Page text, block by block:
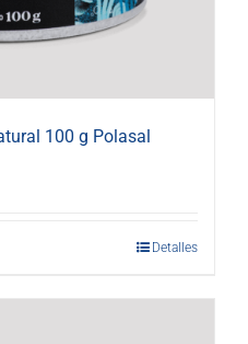
100 g Polasal
Detalles